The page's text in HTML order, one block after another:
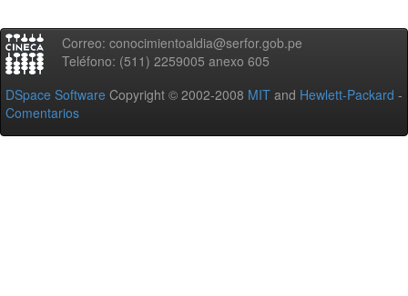
Correo: conocimientoaldia@serfor.gob.pe
Teléfono: (511) 2259005 anexo 605
DSpace Software Copyright © 2002-2008 MIT and Hewlett-Packard -
Comentarios